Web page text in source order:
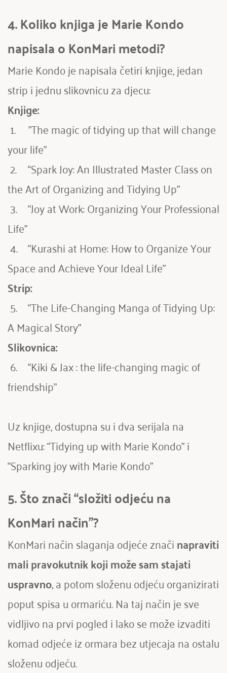
4. Koliko knjiga je Marie Kondo
napisala o KonMari metodi?
Marie Kondo je napisala četiri knjige, jedan
strip i jednu slikovnicu za djecu:
Knjige:
your life"
the Art of Organizing and Tidying Up”
Life”
Space and Achieve Your Ideal Life”
Strip:
A Magical Story”
Slikovnica:
friendship”
Uz knjige, dostupna su i dva serijala na
Netflixu: “Tidying up with Marie Kondo” i
“Sparking joy with Marie Kondo”
5. Što znači “složiti odjeću na
KonMari način”?
KonMari način slaganja odjeće znači napraviti
mali pravokutnik koji može sam stajati
uspravno, a potom složenu odjeću organizirati
poput spisa u ormariću. Na taj način je sve
vidljivo na prvi pogled i lako se može izvaditi
komad odjeće iz ormara bez utjecaja na ostalu
složenu odjeću.